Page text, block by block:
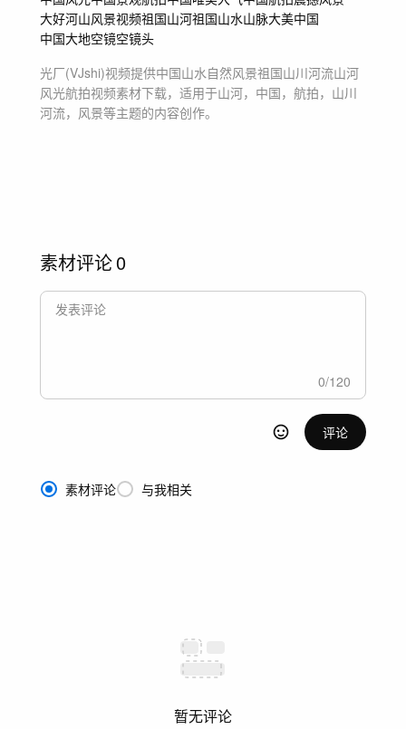
大好河山风景视频祖国山河祖国山水山脉大美中国
中国大地空镜空镜头
光厂(VJshi)视频提供中国山水自然风景祖国山川河流山河
风光航拍视频素材下载，适用于山河，中国，航拍，山川
河流，风景等主题的内容创作。
素材评论0
0/120
评论
素材评论 与我相关
暂无评论